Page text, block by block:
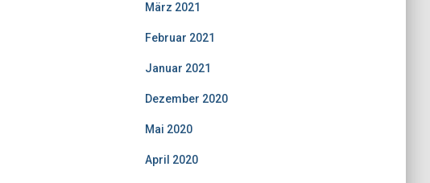
März 2021
Februar 2021
Januar 2021
Dezember 2020
Mai 2020
April 2020